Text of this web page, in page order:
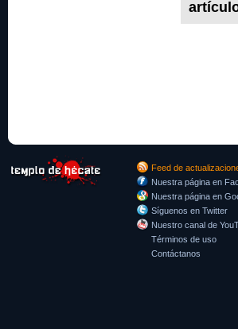
Feed de
Nuestra página en
Nuestra página en
Síguenos en Twitter
Nuestro canal de
Términos de uso
Contáctanos